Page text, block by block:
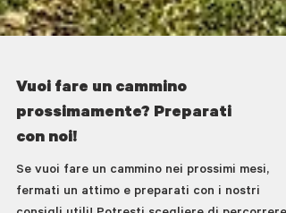
prossimamente? Preparati
con noi!